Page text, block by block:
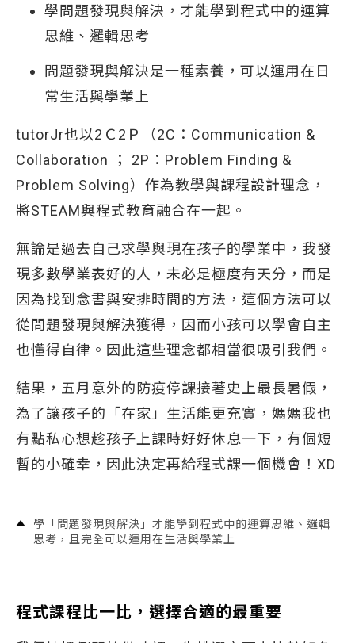
學問題發現與解決，才能學到程式中的運算
思維、邏輯思考
問題發現與解決是一種素養，可以運用在日
常生活與學業上
tutorJr也以2Ｃ2Ｐ（2C：Communication &
Collaboration ； 2P：Problem Finding &
Problem Solving）作為教學與課程設計理念，
將STEAM與程式教育融合在一起。
無論是過去自己求學與現在孩子的學業中，我發
現多數學業表好的人，未必是極度有天分，而是
因為找到念書與安排時間的方法，這個方法可以
從問題發現與解決獲得，因而小孩可以學會自主
也懂得自律。因此這些理念都相當很吸引我們。
結果，五月意外的防疫停課接著史上最長暑假，
為了讓孩子的「在家」生活能更充實，媽媽我也
有點私心想趁孩子上課時好好休息一下，有個短
暫的小確幸，因此決定再給程式課一個機會！XD
學「問題發現與解決」才能學到程式中的運算思維、邏輯
思考，且完全可以運用在生活與學業上
程式課程比一比，選擇合適的最重要